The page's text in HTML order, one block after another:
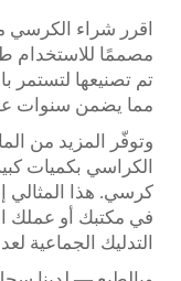
اقرر شراء الكرسي
مصممًا للاستخدام
تم تصنيعها لتستمر
مما يضمن سنوات
وتوفّر المزيد من
الكراسي بكميات
كرسي. هذا المثالي
في مكتبك أو عملك
التدليك الجماعية